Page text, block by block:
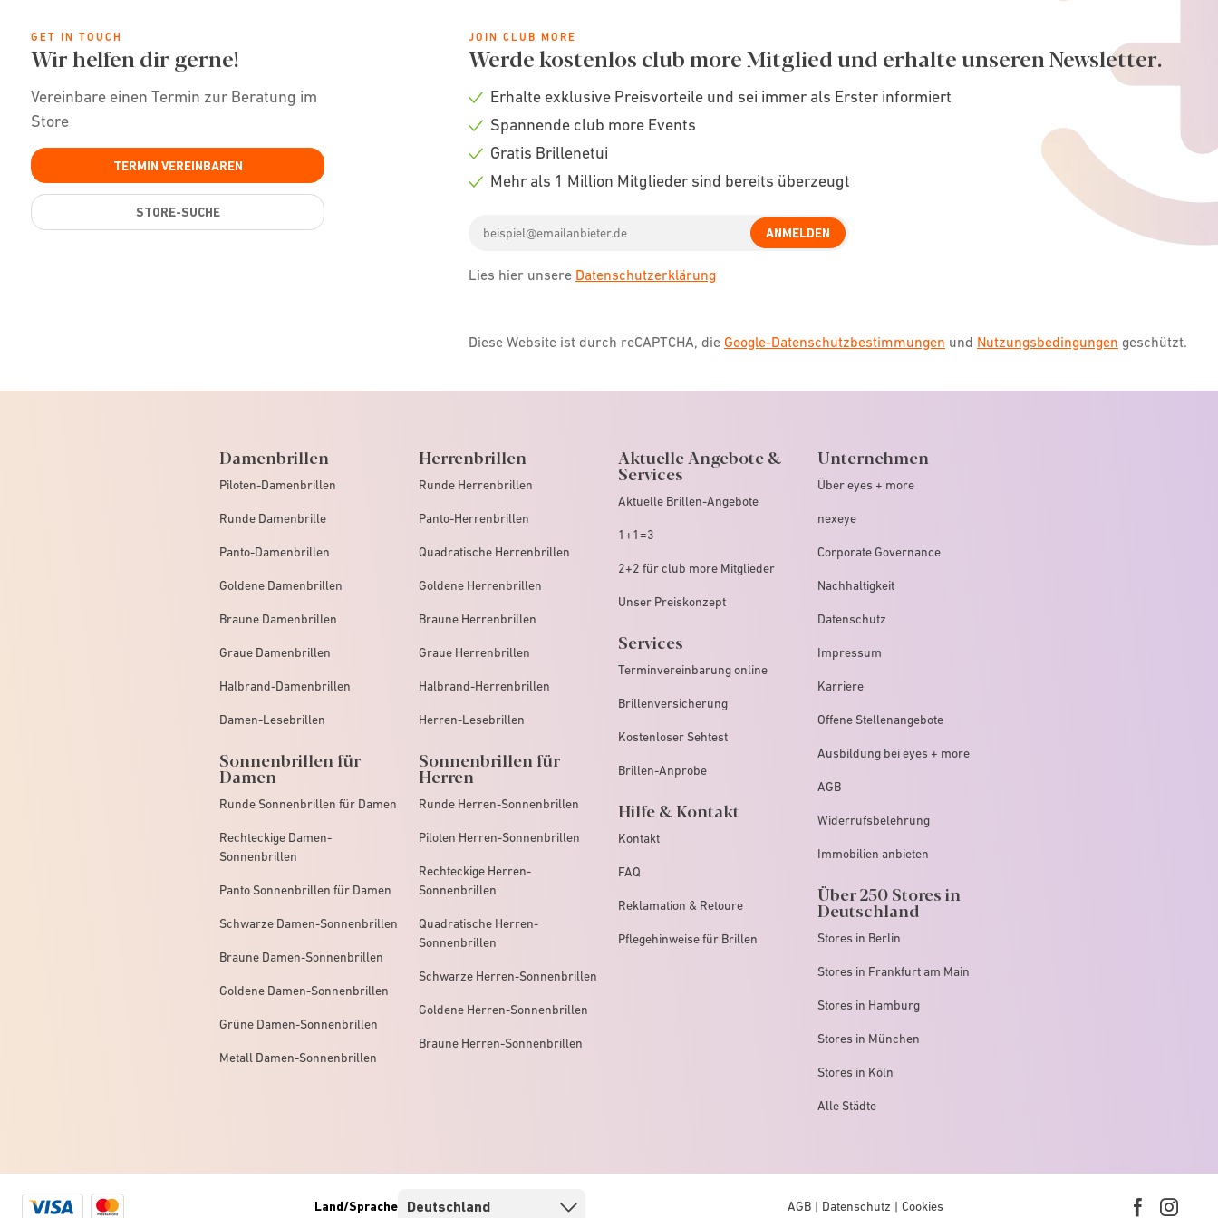
GET IN TOUCH
Wir helfen dir gerne!
Vereinbare einen Termin zur Beratung im
Store
TERMIN VEREINBAREN
STORE-SUCHE
JOIN CLUB MORE
Werde kostenlos club more Mitglied und erhalte unseren Newsletter.
Check
Erhalte exklusive Preisvorteile und sei immer als Erster informiert
Check
Spannende club more Events
Check
Gratis Brillenetui
Mehr als 1 Million Mitglieder sind bereits überzeugt
address
ANMELDEN
Lies hier unsere Datenschutzerklärung
Diese Website ist durch reCAPTCHA, die Google-Datenschutzbestimmungen und Nutzungsbedingungen geschützt.
Damenbrillen
Piloten-Damenbrillen
Runde Damenbrille
Panto-Damenbrillen
Goldene Damenbrillen
Braune Damenbrillen
Graue Damenbrillen
Halbrand-Damenbrillen
Damen-Lesebrillen
Sonnenbrillen für
Damen
Runde Sonnenbrillen für Damen
Rechteckige Damen-
Sonnenbrillen
Panto Sonnenbrillen für Damen
Schwarze Damen-Sonnenbrillen
Braune Damen-Sonnenbrillen
Goldene Damen-Sonnenbrillen
Grüne Damen-Sonnenbrillen
Metall Damen-Sonnenbrillen
Herrenbrillen
Runde Herrenbrillen
Panto-Herrenbrillen
Quadratische Herrenbrillen
Goldene Herrenbrillen
Braune Herrenbrillen
Graue Herrenbrillen
Halbrand-Herrenbrillen
Herren-Lesebrillen
Sonnenbrillen für
Herren
Runde Herren-Sonnenbrillen
Piloten Herren-Sonnenbrillen
Rechteckige Herren-
Sonnenbrillen
Quadratische Herren-
Sonnenbrillen
Schwarze Herren-Sonnenbrillen
Goldene Herren-Sonnenbrillen
Braune Herren-Sonnenbrillen
Aktuelle Angebote &
Services
Aktuelle Brillen-Angebote
1+1=3
2+2 für club more Mitglieder
Unser Preiskonzept
Services
Terminvereinbarung online
Brillenversicherung
Kostenloser Sehtest
Brillen-Anprobe
Hilfe & Kontakt
Kontakt
FAQ
Reklamation & Retoure
Pflegehinweise für Brillen
Unternehmen
Über eyes + more
nexeye
Corporate Governance
Nachhaltigkeit
Datenschutz
Impressum
Karriere
Offene Stellenangebote
Ausbildung bei eyes + more
AGB
Widerrufsbelehrung
Immobilien anbieten
Über 250 Stores in
Deutschland
Stores in Berlin
Stores in Frankfurt am Main
Stores in Hamburg
Stores in München
Stores in Köln
Alle Städte
Visa
Mastercard
Land/Sprache AGB Datenschutz Cookies